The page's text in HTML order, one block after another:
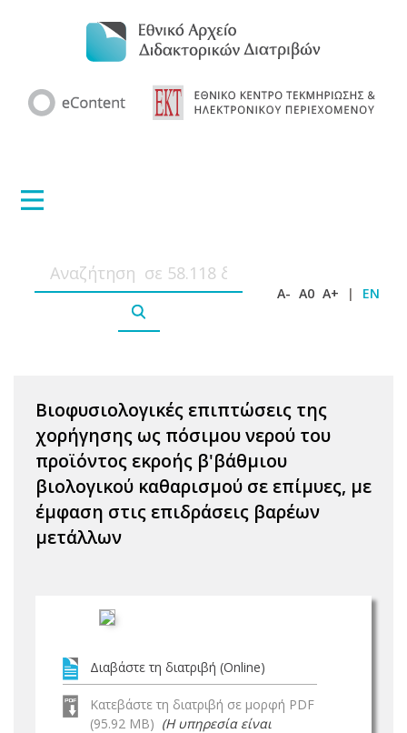
A- A0 A+ | EN
Βιοφυσιολογικές επιπτώσεις της
χορήγησης ως πόσιμου νερού του
προϊόντος εκροής β'βάθμιου
βιολογικού καθαρισμού σε επίμυες, με
έμφαση στις επιδράσεις βαρέων
μετάλλων
Διαβάστε τη διατριβή (Online)
Κατεβάστε τη διατριβή σε μορφή PDF
(95.92 MB) (Η υπηρεσία είναι